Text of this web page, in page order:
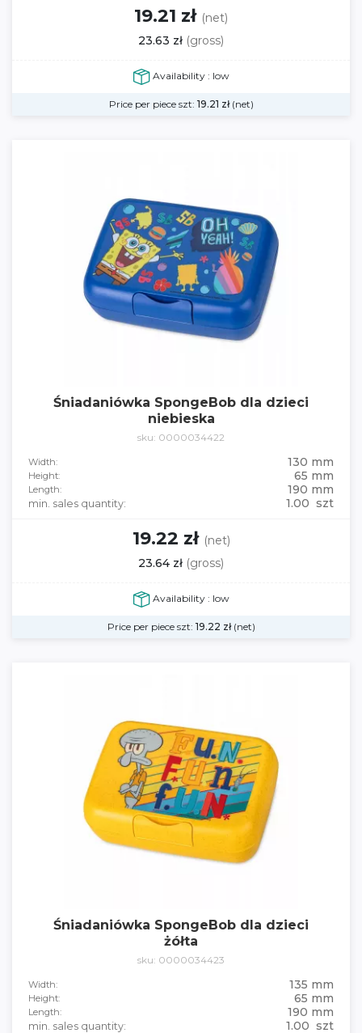
19.21 zł (net)
23.63 zł (gross)
Availability : low
Price per piece szt: 19.21 zł(net)
Śniadaniówka SpongeBob dla dzieci
niebieska
sku: 0000034422
Width: 130 mm
Height: 65 mm
Length: 190 mm
min. sales quantity: 1.00 szt
19.22 zł (net)
23.64 zł (gross)
Availability : low
Price per piece szt: 19.22 zł(net)
Śniadaniówka SpongeBob dla dzieci
żółta
sku: 0000034423
Width: 135 mm
Height: 65 mm
Length: 190 mm
min. sales quantity: 1.00 szt